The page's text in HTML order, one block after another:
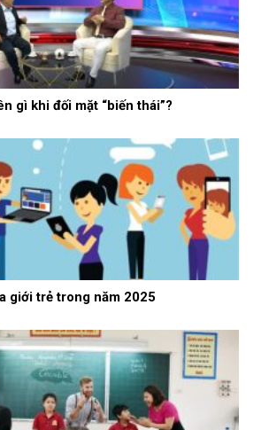
gì khi đối mặt “biến thái”?
giới trẻ trong năm 2025